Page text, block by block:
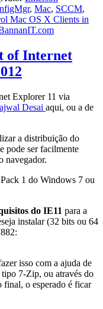
, Mac, SCCM,
Mac OS X Clients in
of Internet
Explorer 11 via
Desai aqui, ou a de
a distribuição do
pode ser facilmente
navegador.
1 do Windows 7 ou
do IE11 para a
instalar (32 bits ou 64
isso com a ajuda de
7-Zip, ou através do
final, o esperado é ficar